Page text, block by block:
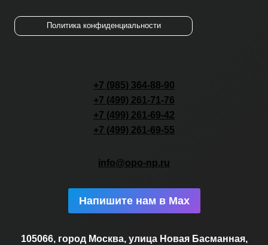
Политика конфиденциальности
+7 (985) 364-88-90
+7 (499) 261-71-76
+7 (499) 261-69-42
+7 (499) 261-69-55
info@opo-np.ru
Напишите нам в Max
105066, город Москва, улица Новая Басманная,